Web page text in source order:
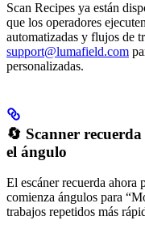
Scan Recipes ya están
que los operadores
automatizadas y flujos de
support@lumafield.com
personalizadas.
🔄 Scanner
el ángulo
El escáner recuerda ahora
comienza ángulos para
trabajos repetidos más